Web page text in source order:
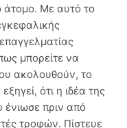
άτομο. Με αυτό το
μπορείτε να
ακολουθούν, το
ότι η ιδέα της
ένιωσε πριν από
τροφών. Πίστευε